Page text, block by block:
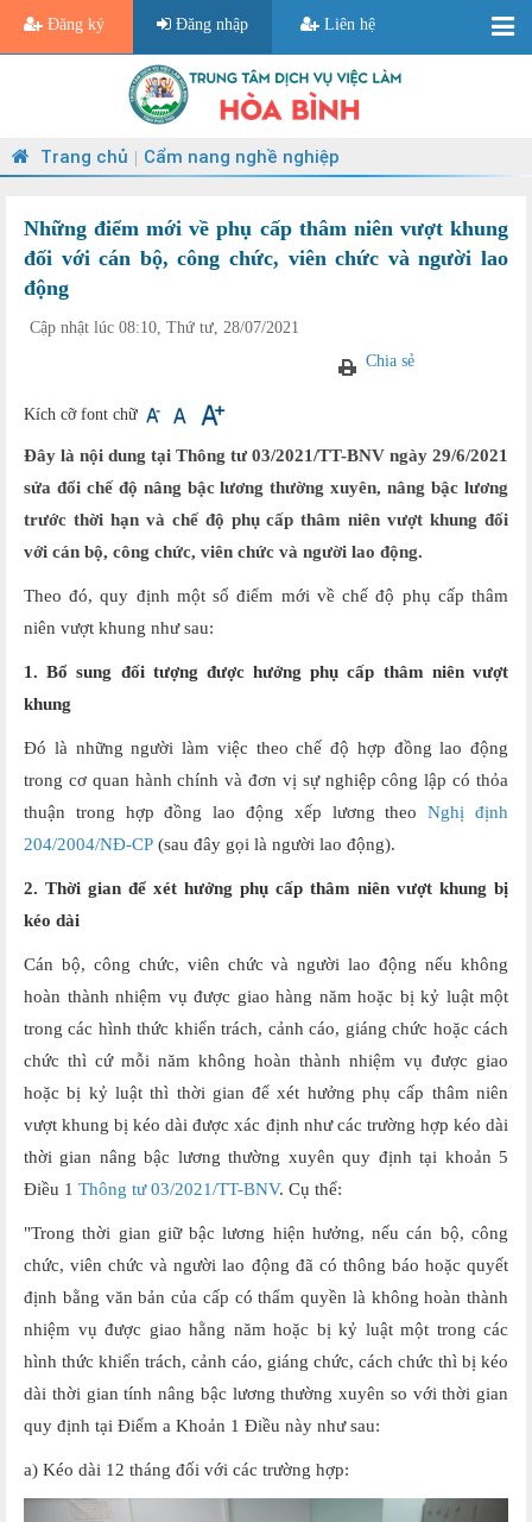
Đăng ký Đăng nhập Liên hệ
Trang chủ Cẩm nang nghề nghiệp
Những điểm mới về phụ cấp thâm niên vượt khung
đối với cán bộ, công chức, viên chức và người lao
động
Cập nhật lúc 08:10, Thứ tư, 28/07/2021
Chia sẻ
Kích cỡ font chữ
Đây là nội dung tại Thông tư 03/2021/TT-BNV ngày 29/6/2021
sửa đổi chế độ nâng bậc lương thường xuyên, nâng bậc lương
trước thời hạn và chế độ phụ cấp thâm niên vượt khung đối
với cán bộ, công chức, viên chức và người lao động.
Theo đó, quy định một số điểm mới về chế độ phụ cấp thâm
niên vượt khung như sau:
1. Bổ sung đối tượng được hưởng phụ cấp thâm niên vượt
khung
Đó là những người làm việc theo chế độ hợp đồng lao động
trong cơ quan hành chính và đơn vị sự nghiệp công lập có thỏa
thuận trong hợp đồng lao động xếp lương theoNghị định
204/2004/NĐ-CP (sau đây gọi là người lao động).
2. Thời gian để xét hưởng phụ cấp thâm niên vượt khung bị
kéo dài
Cán bộ, công chức, viên chức và người lao động nếu không
hoàn thành nhiệm vụ được giao hàng năm hoặc bị kỷ luật một
trong các hình thức khiển trách, cảnh cáo, giáng chức hoặc cách
chức thì cứ mỗi năm không hoàn thành nhiệm vụ được giao
hoặc bị kỷ luật thì thời gian để xét hưởng phụ cấp thâm niên
vượt khung bị kéo dài được xác định như các trường hợp kéo dài
thời gian nâng bậc lương thường xuyên quy định tại khoản 5
Điều 1 Thông tư 03/2021/TT-BNV. Cụ thể:
"Trong thời gian giữ bậc lương hiện hưởng, nếu cán bộ, công
chức, viên chức và người lao động đã có thông báo hoặc quyết
định bằng văn bản của cấp có thẩm quyền là không hoàn thành
nhiệm vụ được giao hằng năm hoặc bị kỷ luật một trong các
hình thức khiển trách, cảnh cáo, giáng chức, cách chức thì bị kéo
dài thời gian tính nâng bậc lương thường xuyên so với thời gian
quy định tại Điểm a Khoản 1 Điều này như sau:
a) Kéo dài 12 tháng đối với các trường hợp: